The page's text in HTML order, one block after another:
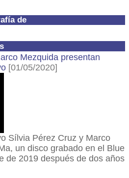
de
Mezquida presentan
[01/05/2020]
Sílvia Pérez Cruz y Marco
un disco grabado en el Blue
de 2019 después de dos años